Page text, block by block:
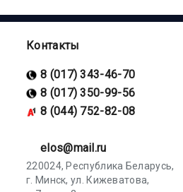
Контакты
8 (017) 343-46-70
8 (017) 350-99-56
8 (044) 752-82-08
elos@mail.ru
220024, Республика Беларусь,
г. Минск, ул. Кижеватова,